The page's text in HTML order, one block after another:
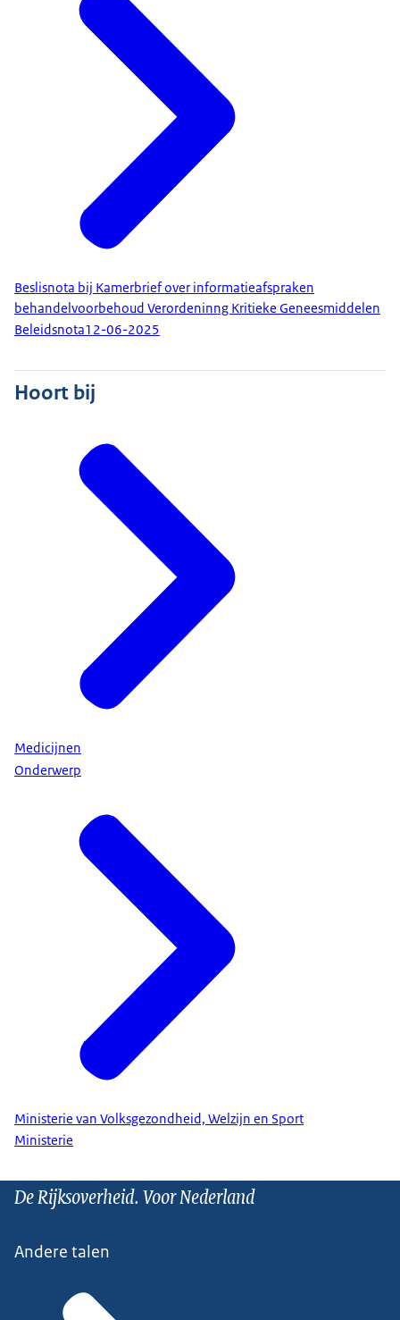
Beslisnota bij Kamerbrief over informatieafspraken
behandelvoorbehoud Verordeninng Kritieke Geneesmiddelen
Beleidsnota12-06-2025
Hoort bij
Medicijnen
Onderwerp
Ministerie van Volksgezondheid, Welzijn en Sport
Ministerie
De Rijksoverheid. Voor Nederland
Andere talen